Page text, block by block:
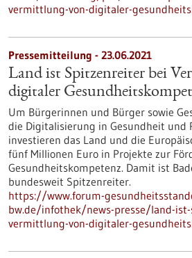
vermittlung-von-digitaler-
Pressemitteilung - 23.06.2021
Land ist Spitzenreiter bei
digitaler
Um Bürgerinnen und Bürger sowie
die Digitalisierung in Gesundheit und
investieren das Land und die
fünf Millionen Euro in Projekte zur
Gesundheitskompetenz. Damit ist
bundesweit Spitzenreiter.
https://www.forum-
bw.de/infothek/news-presse/land-
vermittlung-von-digitaler-